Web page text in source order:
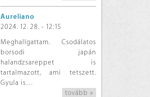
Aureliano
2024. 12. 28. - 12:15
Meghallgattam. Csodálatos
borsodi japán
halandzsareppet is
tartalmazott, ami tetszett.
Gyula is…
tovább »